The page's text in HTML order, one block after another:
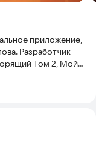
приложение,
Разработчик
Том 2, Мой